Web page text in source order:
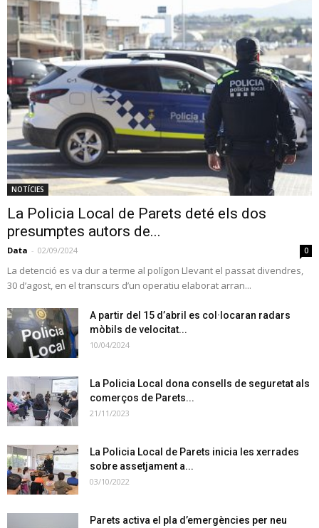
NOTÍCIES
La Policia Local de Parets deté els dos
presumptes autors de...
Data - 02/09/2024 0
La detenció es va dur a terme al polígon Llevant el passat divendres,
30 d’agost, en el transcurs d’un operatiu elaborat arran...
A partir del 15 d’abril es col·locaran radars
mòbils de velocitat...
10/04/2024
La Policia Local dona consells de seguretat als
comerços de Parets...
21/11/2023
La Policia Local de Parets inicia les xerrades
sobre assetjament a...
03/10/2022
Parets activa el pla d’emergències per neu